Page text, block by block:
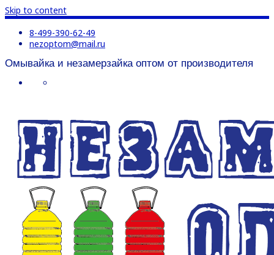
Skip to content
8-499-390-62-49
nezoptom@mail.ru
Омывайка и незамерзайка оптом от производителя